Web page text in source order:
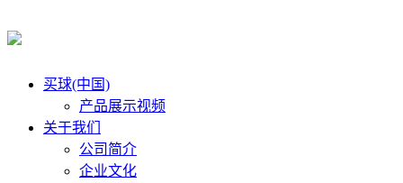
买球(中国)
产品展示视频
关于我们
公司简介
企业文化